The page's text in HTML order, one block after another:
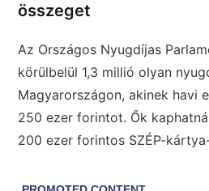
összeget
Az Országos Nyugdíjas
körülbelül 1,3 millió olyan
Magyarországon, akinek havi
250 ezer forintot. Ők
200 ezer forintos SZÉP-